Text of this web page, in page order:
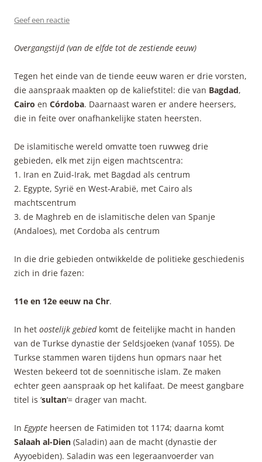
Geef een reactie
Overgangstijd (van de elfde tot de zestiende eeuw)
Tegen het einde van de tiende eeuw waren er drie vorsten,
die aanspraak maakten op de kaliefstitel: die van Bagdad,
Cairo en Córdoba. Daarnaast waren er andere heersers,
die in feite over onafhankelijke staten heersten.
De islamitische wereld omvatte toen ruwweg drie
gebieden, elk met zijn eigen machtscentra:
1. Iran en Zuid-Irak, met Bagdad als centrum
2. Egypte, Syrië en West-Arabië, met Cairo als
machtscentrum
3. de Maghreb en de islamitische delen van Spanje
(Andaloes), met Cordoba als centrum
In die drie gebieden ontwikkelde de politieke geschiedenis
zich in drie fazen:
11e en 12e eeuw na Chr.
In het oostelijk gebiedkomt de feitelijke macht in handen
van de Turkse dynastie der Seldsjoeken (vanaf 1055). De
Turkse stammen waren tijdens hun opmars naar het
Westen bekeerd tot de soennitische islam. Ze maken
echter geen aanspraak op het kalifaat. De meest gangbare
titel is ‘sultan‘= drager van macht.
In Egypte heersen de Fatimiden tot 1174; daarna komt
Salaah al-Dien (Saladin) aan de macht (dynastie der
Ayyoebiden). Saladin was een legeraanvoerder van